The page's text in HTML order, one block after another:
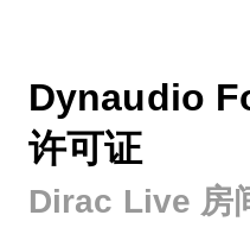
Dynaudio
许可证
Dirac Live 房